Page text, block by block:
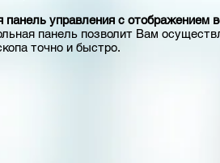
панель управления с отображением
панель позволит Вам
точно и быстро.